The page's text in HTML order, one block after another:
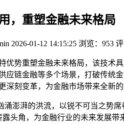
，重塑金融未来格局
2026-01-12 14:15:25 浏览：953
优势重塑金融未来格局，该技术
应链金融等多个场景，打破传统
深刻变革，为金融市场带来全新的
涌澎湃的洪流，以锐不可当之势
头角，为金融行业的未来发展